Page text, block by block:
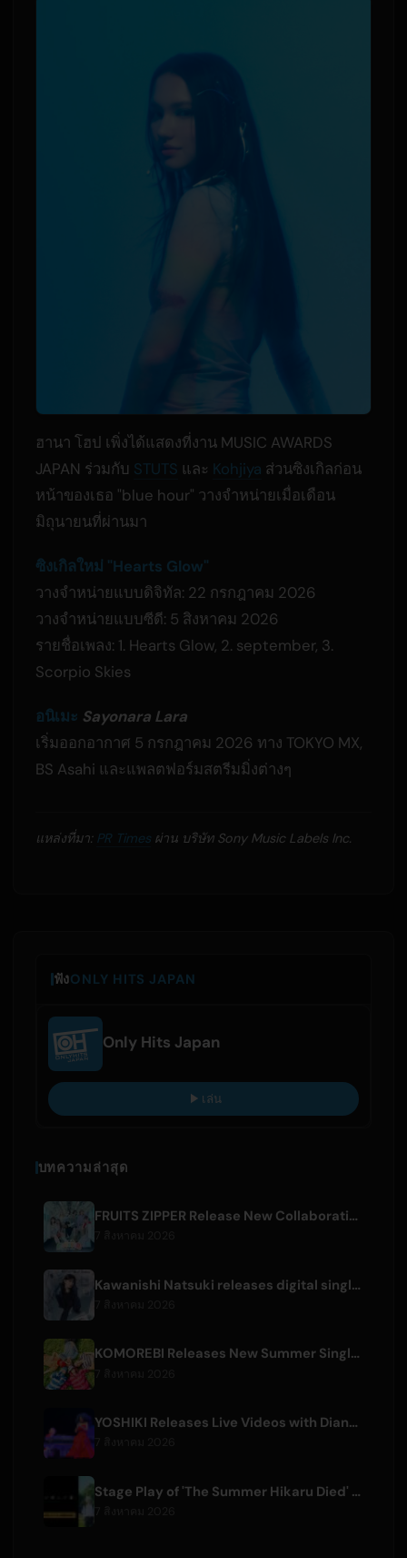
ฮานา โฮป เพิ่งได้แสดงที่งาน MUSIC AWARDS
JAPAN ร่วมกับ STUTS และ Kohjiya ส่วนซิงเกิลก่อน
หน้าของเธอ "blue hour" วางจำหน่ายเมื่อเดือน
มิถุนายนที่ผ่านมา
ซิงเกิลใหม่ "Hearts Glow"
วางจำหน่ายแบบดิจิทัล: 22 กรกฎาคม 2026
วางจำหน่ายแบบซีดี: 5 สิงหาคม 2026
รายชื่อเพลง: 1. Hearts Glow, 2. september, 3.
Scorpio Skies
อนิเมะ Sayonara Lara
เริ่มออกอากาศ 5 กรกฎาคม 2026 ทาง TOKYO MX,
BS Asahi และแพลตฟอร์มสตรีมมิ่งต่างๆ
แหล่งที่มา: PR Timesผ่าน บริษัท Sony Music Labels Inc.
ฟังONLY HITS JAPAN
Only Hits Japan
เล่น
บทความล่าสุด
FRUITS ZIPPER Release New Collaboration Song '1,2,3,FOOOOUR'
Kawanishi Natsuki releases digital single 'Sayonara wa Ichiban Kirei na Atashi de'
KOMOREBI Releases New Summer Single 'Letsu Natsu'
YOSHIKI Releases Live Videos with Diana Ross and KORN's Jonathan Davis
Stage Play of 'The Summer Hikaru Died' Streams Globally for Free on ABEMA